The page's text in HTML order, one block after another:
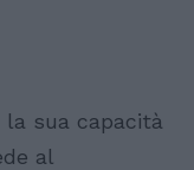
la sua capacità
al